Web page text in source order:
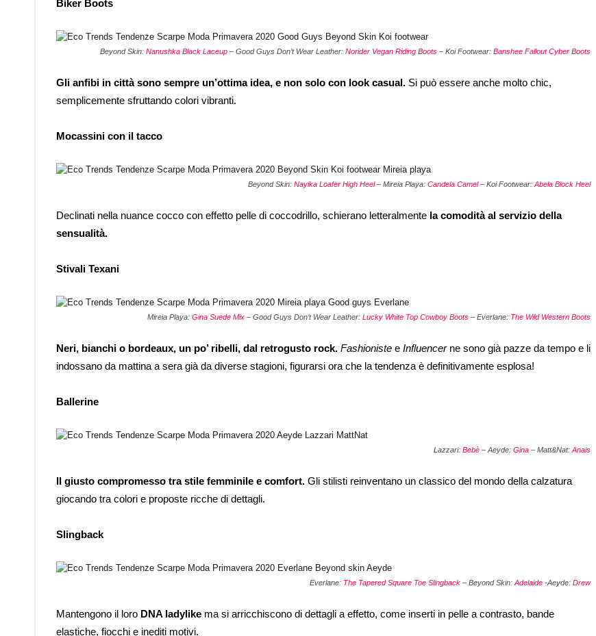
Biker Boots
Beyond Skin: Nanushka Black Laceup – Good Guys Don’t Wear Leather: Norider Vegan Riding Boots – Koi Footwear: Banshee Fallout Cyber Boots
Gli anfibi in città sono sempre un’ottima idea, e non solo con look casual. Si può essere anche molto chic,
semplicemente sfruttando colori vibranti.
Mocassini con il tacco
Beyond Skin: Nayika Loafer High Heel– Mireia Playa: Candela Camel– Koi Footwear: Abela Block Heel
Declinati nella nuance cocco con effetto pelle di coccodrillo, schierano letteralmente la comodità al servizio della
sensualità.
Stivali Texani
Mireia Playa: Gina Suede Mix – Good Guys Don’t Wear Leather: Lucky White Top Cowboy Boots – Everlane: The Wild Western Boots
Neri, bianchi o bordeaux, un po’ ribelli, dal retrogusto rock. Fashioniste e Influencerne sono già pazze da tempo e li
indossano da mattina a sera già da diverse stagioni, figurarsi ora che la tendenza è definitivamente esplosa!
Ballerine
Lazzari: Bebè – Aeyde: Gina – Matt&Nat: Anais
Il giusto compromesso tra stile femminile e comfort. Gli stilisti reinventano un classico del mondo della calzatura
giocando tra colori e proposte ricche di dettagli.
Slingback
Everlane: The Tapered Square Toe Slingback – Beyond Skin: Adelaide -Aeyde: Drew
Mantengono il loro DNA ladylike ma si arricchiscono di dettagli a effetto, come inserti in pelle a contrasto, bande
elastiche, fiocchi e inediti motivi.